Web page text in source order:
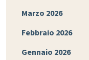
Marzo 2026
Febbraio 2026
Gennaio 2026